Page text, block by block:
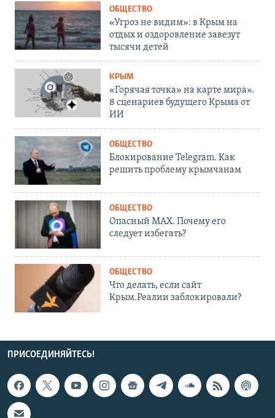
ОБЩЕСТВО
«Угроз не видим»: в Крым на
отдых и оздоровление завезут
тысячи детей
КРЫМ
«Горячая точка» на карте мира».
8 сценариев будущего Крыма от
ИИ
ОБЩЕСТВО
Блокирование Telegram. Как
решить проблему крымчанам
ОБЩЕСТВО
Опасный MAX. Почему его
следует избегать?
ОБЩЕСТВО
Что делать, если сайт
Крым.Реалии заблокировали?
ПРИСОЕДИНЯЙТЕСЬ!